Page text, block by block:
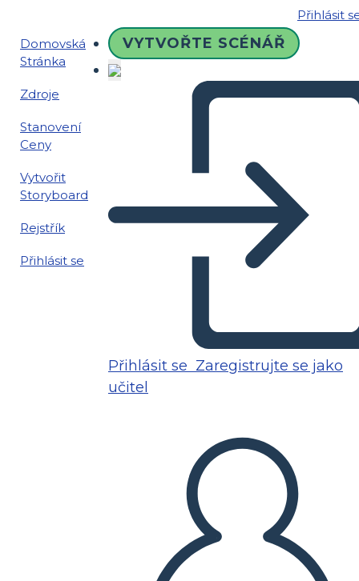
Přihlásit
Domovská
Stránka
Zdroje
Stanovení
Ceny
Vytvořit
Storyboard
Rejstřík
Přihlásit se
VYTVOŘTE SCÉNÁŘ
Přihlásit se Zaregistrujte se jako
učitel